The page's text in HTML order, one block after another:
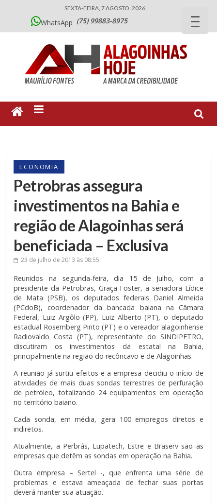
SEXTA-FEIRA, 7 AGOSTO, 2026
WhatsApp (75) 99883-8975
ECONOMIA
Petrobras assegura
investimentos na Bahia e
região de Alagoinhas será
beneficiada – Exclusiva
23 de julho de 2013 às 08:55
Reunidos na segunda-feira, dia 15 de Julho, com a
presidente da Petrobras, Graça Foster, a senadora Lídice
de Mata (PSB), os deputados federais Daniel Almeida
(PCdoB), coordenador da bancada baiana na Câmara
Federal, Luiz Argôlo (PP), Luiz Alberto (PT), o deputado
estadual Rosemberg Pinto (PT) e o vereador alagoinhense
Radiovaldo Costa (PT), representante do SINDIPETRO,
discutiram os investimentos da estatal na Bahia,
principalmente na região do recôncavo e de Alagoinhas.
A reunião já surtiu efeitos e a empresa decidiu o início de
atividades de mais duas sondas terrestres de perfuração
de petróleo, totalizando 24 equipamentos em operação
no território baiano.
Cada sonda, em média, gera 100 empregos diretos e
indiretos.
Atualmente, a Perbrás, Lupatech, Estre e Braserv são as
empresas que detêm as sondas em operação na Bahia.
Outra empresa – Sertel -, que enfrenta uma série de
problemas e estava ameaçada de fechar suas portas
deverá manter sua atuação.